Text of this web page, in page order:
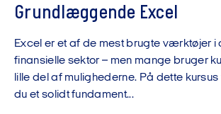
Grundlæggende Excel
Excel er et af de mest brugte værktøjer i
finansielle sektor – men mange bruger
lille del af mulighederne. På dette kursus
du et solidt fundament...